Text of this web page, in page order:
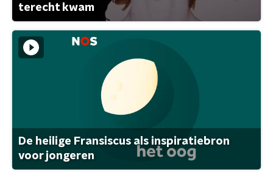
terecht kwam
De heilige Fransiscus als inspiratiebron
voor jongeren